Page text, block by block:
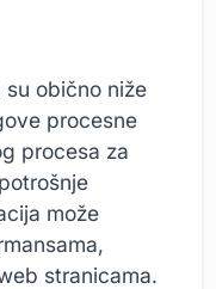
su obično niže
procesne
procesa za
može
stranicama.